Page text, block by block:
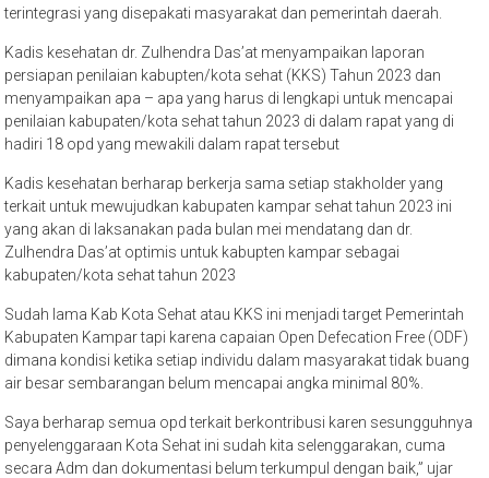
terintegrasi yang disepakati masyarakat dan pemerintah daerah.
Kadis kesehatan dr. Zulhendra Das’at menyampaikan laporan
persiapan penilaian kabupten/kota sehat (KKS) Tahun 2023 dan
menyampaikan apa – apa yang harus di lengkapi untuk mencapai
penilaian kabupaten/kota sehat tahun 2023 di dalam rapat yang di
hadiri 18 opd yang mewakili dalam rapat tersebut
Kadis kesehatan berharap berkerja sama setiap stakholder yang
terkait untuk mewujudkan kabupaten kampar sehat tahun 2023 ini
yang akan di laksanakan pada bulan mei mendatang dan dr.
Zulhendra Das’at optimis untuk kabupten kampar sebagai
kabupaten/kota sehat tahun 2023
Sudah lama Kab Kota Sehat atau KKS ini menjadi target Pemerintah
Kabupaten Kampar tapi karena capaian Open Defecation Free (ODF)
dimana kondisi ketika setiap individu dalam masyarakat tidak buang
air besar sembarangan belum mencapai angka minimal 80%.
Saya berharap semua opd terkait berkontribusi karen sesungguhnya
penyelenggaraan Kota Sehat ini sudah kita selenggarakan, cuma
secara Adm dan dokumentasi belum terkumpul dengan baik,” ujar